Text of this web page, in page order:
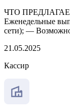
ЧТО
Еженедельные
сети); —
21.05.2025
Кассир